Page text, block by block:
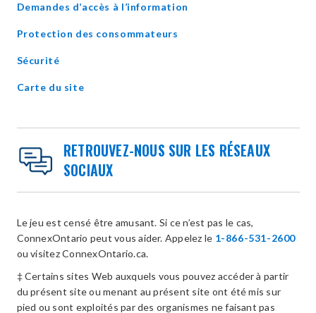
Demandes d’accès à l’information
Protection des consommateurs
Sécurité
Carte du site
RETROUVEZ-NOUS SUR LES RÉSEAUX
SOCIAUX
Le jeu est censé être amusant. Si ce n’est pas le cas,
ConnexOntario peut vous aider. Appelez le 1-866-531-2600
ou visitez ConnexOntario.ca.
‡ Certains sites Web auxquels vous pouvez accéder à partir
du présent site ou menant au présent site ont été mis sur
pied ou sont exploités par des organismes ne faisant pas